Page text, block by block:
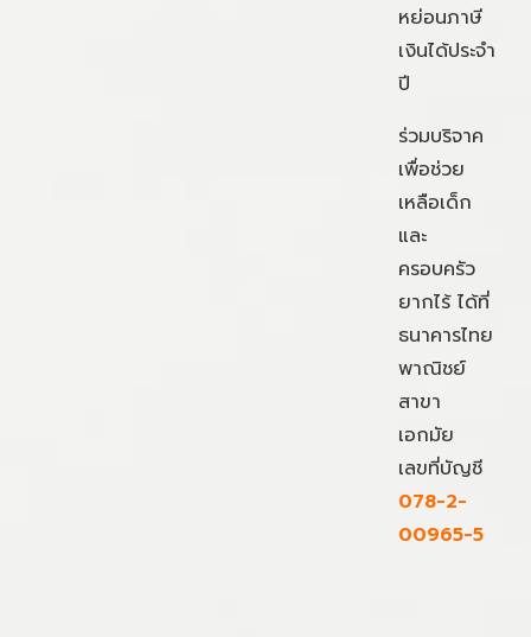
หย่อนภาษี
เงินได้ประจำ
ปี
ร่วมบริจาค
เพื่อช่วย
เหลือเด็ก
และ
ครอบครัว
ยากไร้ ได้ที่
ธนาคารไทย
พาณิชย์
สาขา
เอกมัย
เลขที่บัญชี
078-2-
00965-5